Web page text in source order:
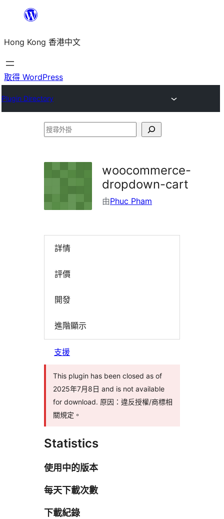
主
要
內
Hong Kong 香港中文
取得 WordPress
Plugin Directory
搜
woocommerce-
dropdown-cart
由Phuc Pham
詳情
評價
開發
進階顯示
支援
This plugin has been closed as of
2025年7月8日 and is not available
for download. 原因：違反授權/商標相
關規定。
Statistics
使用中的版本
每天下載次數
下載紀錄